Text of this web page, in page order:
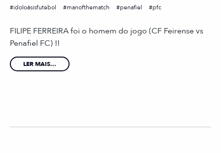
idoloásisfutebol
manofthematch penafiel pfc
FILIPE FERREIRA foi o homem do jogo (CF Feirense vs
Penafiel FC) !!
LER MAIS...